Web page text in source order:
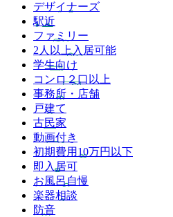
デザイナーズ
駅近
ファミリー
2人以上入居可能
学生向け
コンロ２口以上
事務所・店舗
戸建て
古民家
動画付き
初期費用10万円以下
即入居可
お風呂自慢
楽器相談
防音